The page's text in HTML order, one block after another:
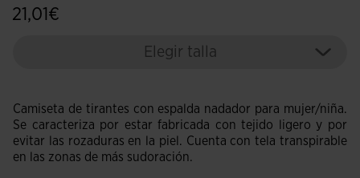
21,01€
Elegir talla
Camiseta de tirantes con espalda nadador para mujer/niña.
Se caracteriza por estar fabricada con tejido ligero y por
evitar las rozaduras en la piel. Cuenta con tela transpirable
en las zonas de más sudoración.